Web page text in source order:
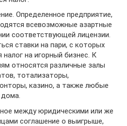
Определенное предприятие,
всевозможные азартные
соответствующей лицензии.
ставки на пари, с которых
на игорный бизнес. К
относятся различные залы
тотализаторы,
казино, а также любые
дома.
между юридическими или же
соглашение о выигрыше,